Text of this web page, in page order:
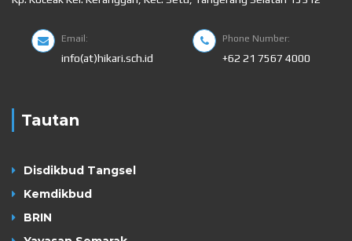
Email:
info(at)hikari.sch.id
Phone Number:
+62 21 7567 4000
Tautan
Disdikbud Tangsel
Kemdikbud
BRIN